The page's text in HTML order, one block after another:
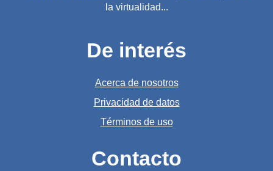
la virtualidad...
De interés
Acerca de nosotros
Privacidad de datos
Términos de uso
Contacto